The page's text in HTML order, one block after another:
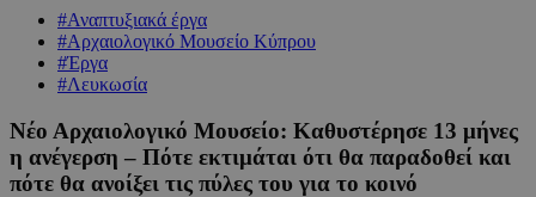
#Αναπτυξιακά έργα
#Αρχαιολογικό Μουσείο Κύπρου
#Έργα
#Λευκωσία
Νέο Αρχαιολογικό Μουσείο: Καθυστέρησε 13 μήνες
η ανέγερση – Πότε εκτιμάται ότι θα παραδοθεί και
πότε θα ανοίξει τις πύλες του για το κοινό